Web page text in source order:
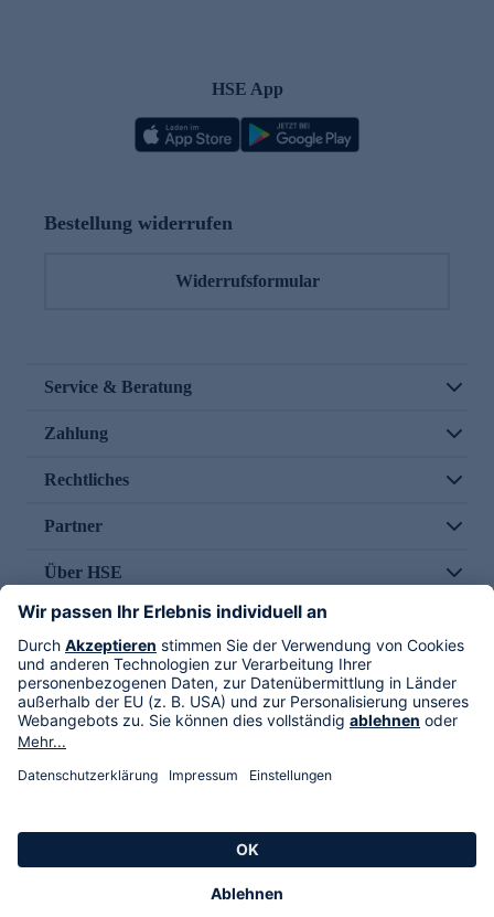
HSE App
Bestellung widerrufen
Widerrufsformular
Service & Beratung
Zahlung
Rechtliches
Partner
Über HSE
Im TV
HSE International